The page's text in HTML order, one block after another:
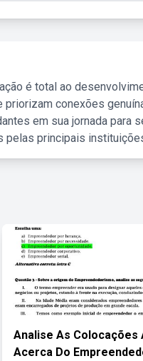
é total ao
conexões
em sua jornada para
pelas principais
Analise As Colocações
Acerca Do